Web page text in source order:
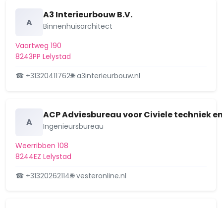
Waterwijk-Landerijen
A
A3 Interieurbouw B.V.
Binnenhuisarchitect
Vaartweg 190
8243PP Lelystad
☎ +31320411762🌐 a3interieurbouw.nl
A
ACP Adviesbureau voor Civiele techniek
Ingenieursbureau
Weerribben 108
8244EZ Lelystad
☎ +31320262114🌐 vesteronline.nl